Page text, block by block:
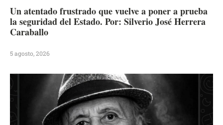
Un atentado frustrado que vuelve a poner a prueba
la seguridad del Estado. Por: Silverio José Herrera
Caraballo
5 agosto, 2026